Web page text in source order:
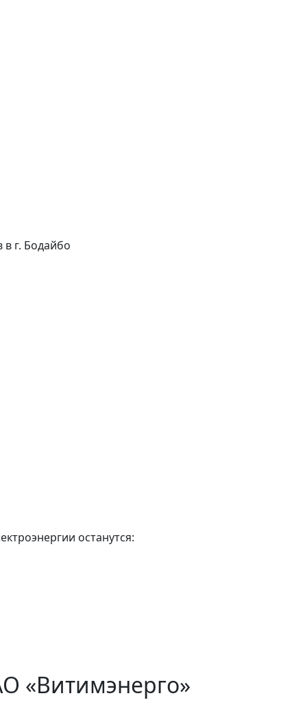
в г. Бодайбо
останутся:
«Витимэнерго»